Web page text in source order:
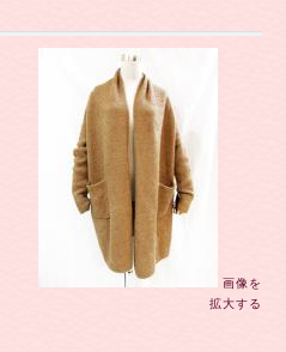
画像を
拡大する